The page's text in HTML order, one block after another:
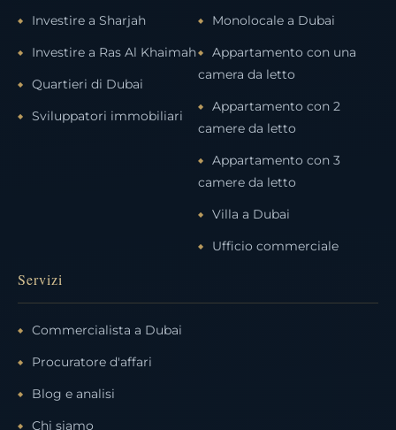
Investire a Sharjah
Investire a Ras Al Khaimah
Quartieri di Dubai
Sviluppatori immobiliari
Monolocale a Dubai
Appartamento con una
camera da letto
Appartamento con 2
camere da letto
Appartamento con 3
camere da letto
Villa a Dubai
Ufficio commerciale
Servizi
Commercialista a Dubai
Procuratore d'affari
Blog e analisi
Chi siamo